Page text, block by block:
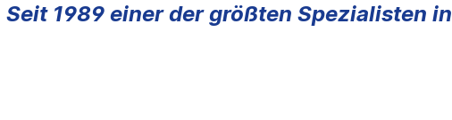
Seit 1989 einer der größten Spezialisten